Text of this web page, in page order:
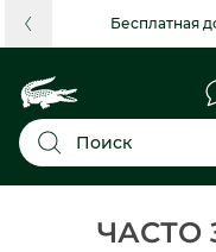
Бесплатная
Поиск
ЧАСТО